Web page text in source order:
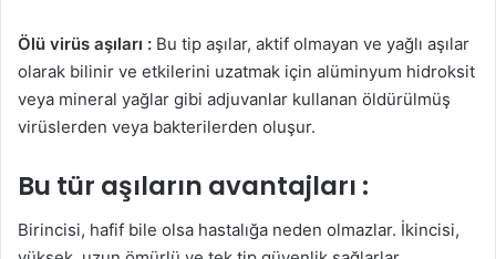
Ölü virüs aşıları : Bu tip aşılar, aktif olmayan ve yağlı aşılar
olarak bilinir ve etkilerini uzatmak için alüminyum hidroksit
veya mineral yağlar gibi adjuvanlar kullanan öldürülmüş
virüslerden veya bakterilerden oluşur.
Bu tür aşıların avantajları :
Birincisi, hafif bile olsa hastalığa neden olmazlar. İkincisi,